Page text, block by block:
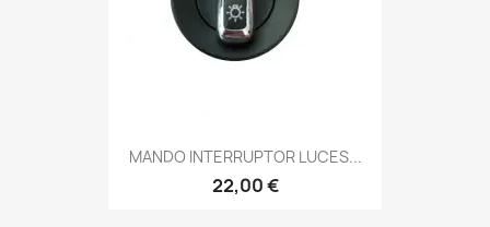
MANDO INTERRUPTOR LUCES...
22,00 €